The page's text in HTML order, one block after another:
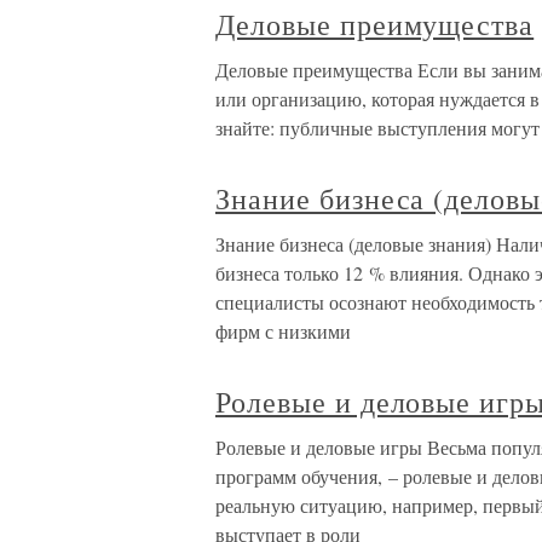
Деловые преимущества
Деловые преимущества Если вы
или организацию, которая нуждается
знайте: публичные выступления
Знание бизнеса
Знание бизнеса (деловые знания)
бизнеса только 12 % влияния. Однако
специалисты осознают
фирм с низкими
Ролевые и деловые
Ролевые и деловые игры Весьма
программ обучения, – ролевые и
реальную ситуацию, например,
выступает в роли